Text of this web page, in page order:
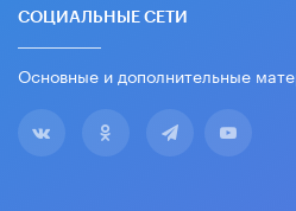
СОЦИАЛЬНЫЕ СЕТИ
Основные и дополнительные